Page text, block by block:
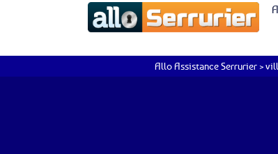
Allo Assistance Serrurier >